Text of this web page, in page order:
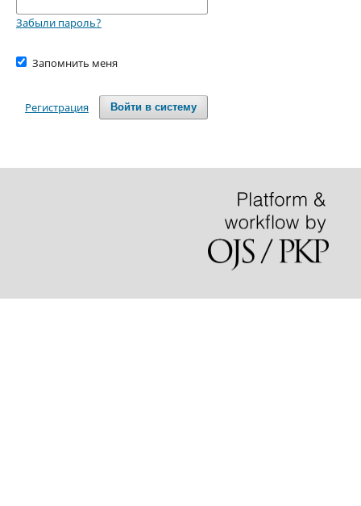
Забыли пароль?
Запомнить меня
Войти в систему
Регистрация